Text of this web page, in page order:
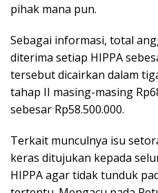
pihak mana pun.
Sebagai informasi, total
diterima setiap HIPPA
tersebut dicairkan dalam
tahap II masing-masing
sebesar Rp58.500.000.
Terkait munculnya isu
keras ditujukan kepada
HIPPA agar tidak tunduk